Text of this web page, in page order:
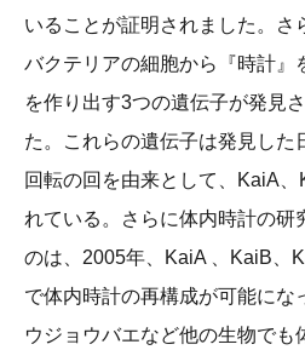
いることが証明されました。さ
バクテリアの細胞から『時計』
を作り出す3つの遺伝子が発見
た。これらの遺伝子は発見した
回転の回を由来として、KaiA
れている。さらに体内時計の研
のは、2005年、KaiA 、KaiB、
で体内時計の再構成が可能にな
ウジョウバエなど他の生物でも